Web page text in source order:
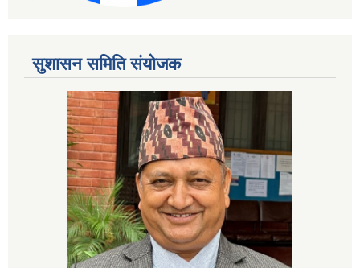
सुशासन समिति संयोजक